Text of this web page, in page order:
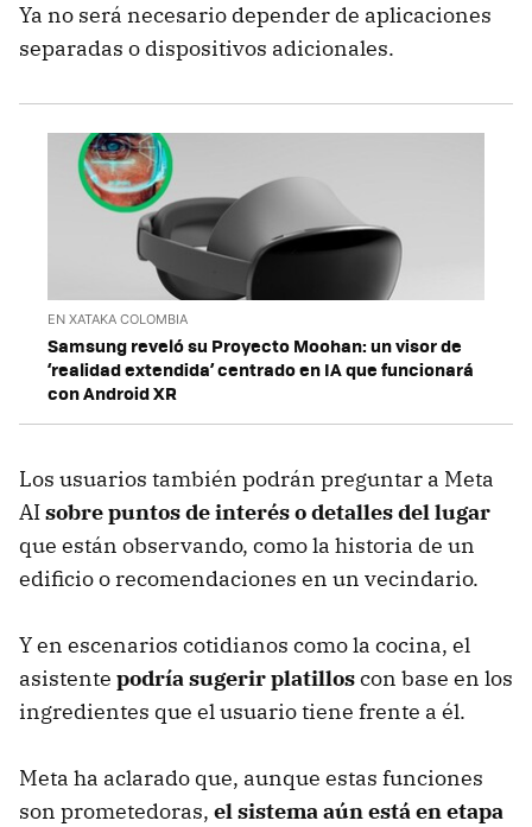
Ya no será necesario depender de aplicaciones
separadas o dispositivos adicionales.
EN XATAKA COLOMBIA
Samsung reveló su Proyecto Moohan: un visor de
‘realidad extendida’ centrado en IA que funcionará
con Android XR
Los usuarios también podrán preguntar a Meta
AIsobre puntos de interés o detalles del lugar
que están observando, como la historia de un
edificio o recomendaciones en un vecindario.
Y en escenarios cotidianos como la cocina, el
asistente podría sugerir platilloscon base en los
ingredientes que el usuario tiene frente a él.
Meta ha aclarado que, aunque estas funciones
son prometedoras, el sistema aún está en etapa